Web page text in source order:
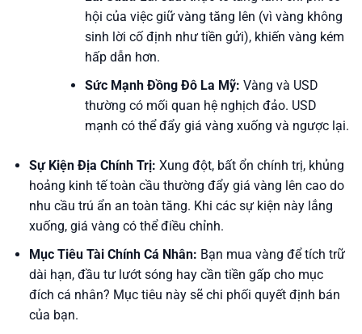
hội của việc giữ vàng tăng lên (vì vàng không
sinh lời cố định như tiền gửi), khiến vàng kém
hấp dẫn hơn.
Sức Mạnh Đồng Đô La Mỹ: Vàng và USD
thường có mối quan hệ nghịch đảo. USD
mạnh có thể đẩy giá vàng xuống và ngược lại.
Sự Kiện Địa Chính Trị: Xung đột, bất ổn chính trị, khủng
hoảng kinh tế toàn cầu thường đẩy giá vàng lên cao do
nhu cầu trú ẩn an toàn tăng. Khi các sự kiện này lắng
xuống, giá vàng có thể điều chỉnh.
Mục Tiêu Tài Chính Cá Nhân: Bạn mua vàng để tích trữ
dài hạn, đầu tư lướt sóng hay cần tiền gấp cho mục
đích cá nhân? Mục tiêu này sẽ chi phối quyết định bán
của bạn.